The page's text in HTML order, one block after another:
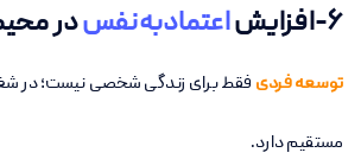
۶-افزایش اعتمادبه‌نفسدر
توسعه فردی فقط برای زندگی شخصی نیست؛ در
مستقیم دارد.